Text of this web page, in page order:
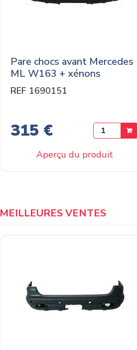
MEILLEURES VENTES
Pare chocs avant Mercedes
ML W163 + xénons
REF 1690151
315 €
Aperçu du produit